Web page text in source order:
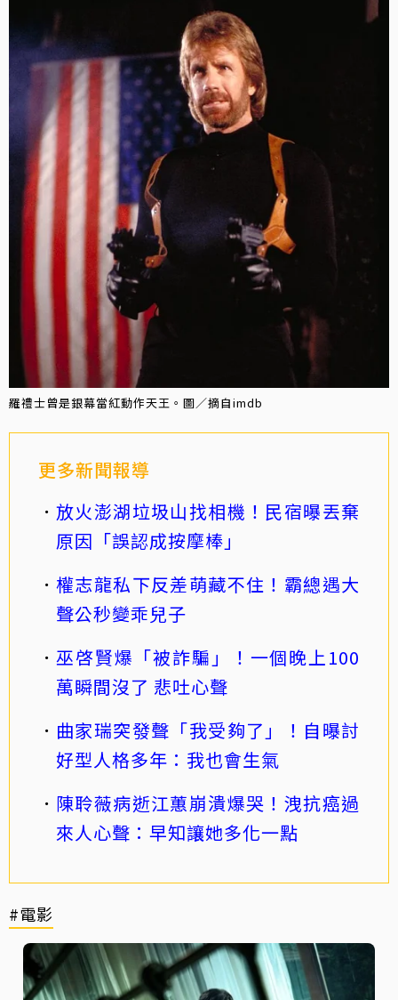
羅禮士曾是銀幕當紅動作天王。圖／摘自imdb
更多新聞報導
放火澎湖垃圾山找相機！民宿曝丟棄
原因「誤認成按摩棒」
權志龍私下反差萌藏不住！霸總遇大
聲公秒變乖兒子
巫啓賢爆「被詐騙」！一個晚上100
萬瞬間沒了 悲吐心聲
曲家瑞突發聲「我受夠了」！自曝討
好型人格多年：我也會生氣
陳聆薇病逝江蕙崩潰爆哭！洩抗癌過
來人心聲：早知讓她多化一點
#電影